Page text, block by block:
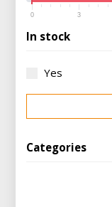
0 3
In stock
Yes
Categories